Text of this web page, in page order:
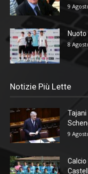
9
8
Notizie Più Lette
Tajani
9